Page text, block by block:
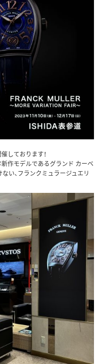
しております！
作モデルであるグランド カーベ
い、フランクミュラージュエリ